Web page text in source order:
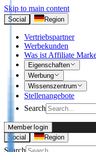
Skip to main content
Social Region
Vertriebspartner
Werbekunden
Was ist Affiliate
Eigenschaften
Werbung
Wissenszentrum
Stellenangebote
Search
I’m Advertiser
Member login
Social
Region
Search